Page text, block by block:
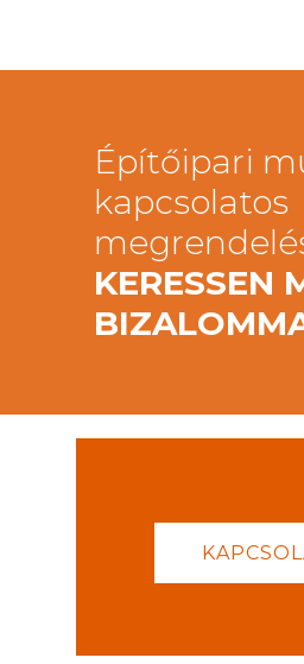
Építőipari
kapcsolatos
KERESSEN